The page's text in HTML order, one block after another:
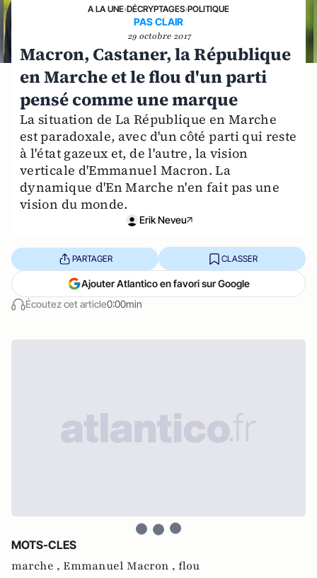
A LA UNE›DÉCRYPTAGES›POLITIQUE
PAS CLAIR
29 octobre 2017
Macron, Castaner, la République
en Marche et le flou d'un parti
pensé comme une marque
La situation de La République en Marche
est paradoxale, avec d'un côté parti qui reste
à l'état gazeux et, de l'autre, la vision
verticale d'Emmanuel Macron. La
dynamique d'En Marche n'en fait pas une
vision du monde.
Erik Neveu
Écoutez cet article0:00min
PARTAGER CLASSER
Ajouter Atlantico en favori sur Google
MOTS-CLES
marche , Emmanuel Macron , flou